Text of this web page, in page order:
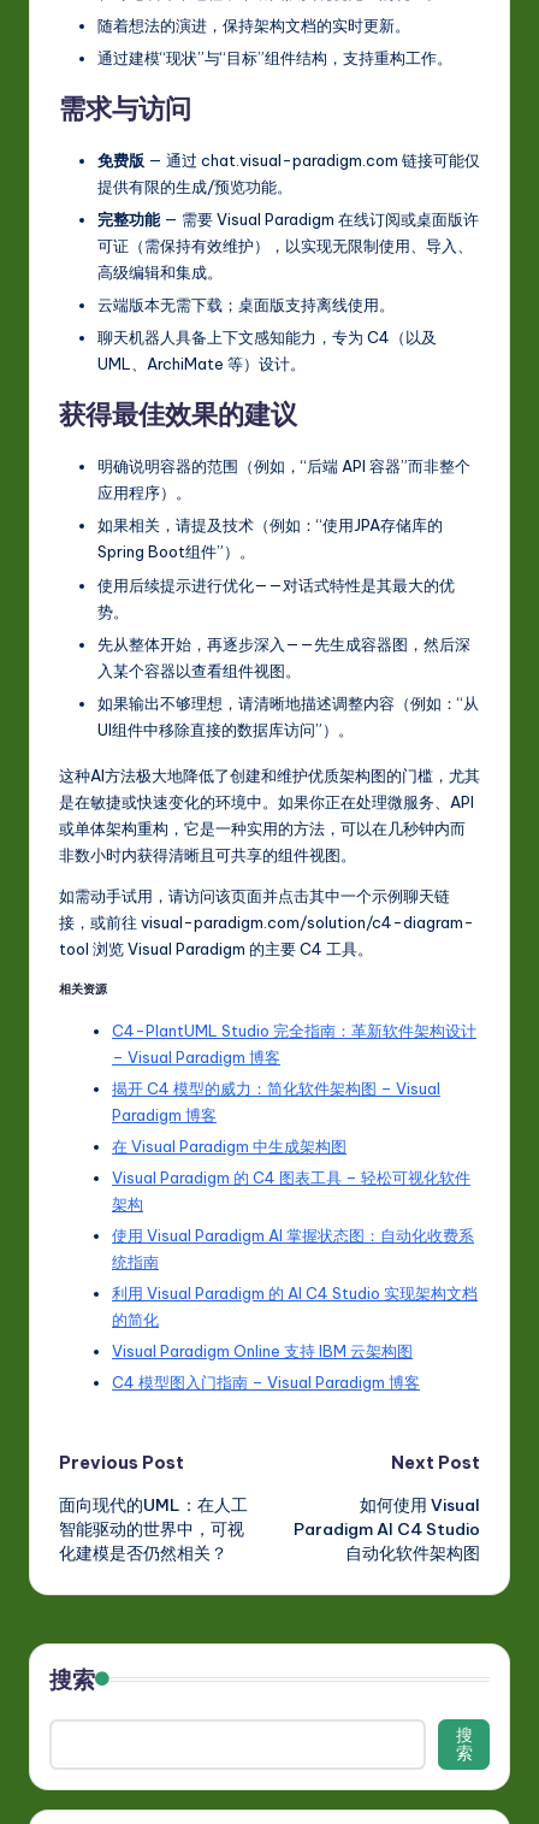
随着想法的演进，保持架构文档的实时更新。
通过建模“现状”与“目标”组件结构，支持重构工作。
需求与访问
免费版 — 通过 chat.visual-paradigm.com 链接可能仅
提供有限的生成/预览功能。
完整功能 — 需要 Visual Paradigm 在线订阅或桌面版许
可证（需保持有效维护），以实现无限制使用、导入、
高级编辑和集成。
云端版本无需下载；桌面版支持离线使用。
聊天机器人具备上下文感知能力，专为 C4（以及
UML、ArchiMate 等）设计。
获得最佳效果的建议
明确说明容器的范围（例如，“后端 API 容器”而非整个
应用程序）。
如果相关，请提及技术（例如：“使用JPA存储库的
Spring Boot组件”）。
使用后续提示进行优化——对话式特性是其最大的优
势。
先从整体开始，再逐步深入——先生成容器图，然后深
入某个容器以查看组件视图。
如果输出不够理想，请清晰地描述调整内容（例如：“从
UI组件中移除直接的数据库访问”）。
这种AI方法极大地降低了创建和维护优质架构图的门槛，尤其
是在敏捷或快速变化的环境中。如果你正在处理微服务、API
或单体架构重构，它是一种实用的方法，可以在几秒钟内而
非数小时内获得清晰且可共享的组件视图。
如需动手试用，请访问该页面并点击其中一个示例聊天链
接，或前往 visual-paradigm.com/solution/c4-diagram-
tool 浏览 Visual Paradigm 的主要 C4 工具。
相关资源
C4-PlantUML Studio 完全指南：革新软件架构设计
– Visual Paradigm 博客
揭开 C4 模型的威力：简化软件架构图 – Visual
Paradigm 博客
在 Visual Paradigm 中生成架构图
Visual Paradigm 的 C4 图表工具 – 轻松可视化软件
架构
使用 Visual Paradigm AI 掌握状态图：自动化收费系
统指南
利用 Visual Paradigm 的 AI C4 Studio 实现架构文档
的简化
Visual Paradigm Online 支持 IBM 云架构图
C4 模型图入门指南 – Visual Paradigm 博客
Post
navigation
Previous Post
面向现代的UML：在人工
智能驱动的世界中，可视
化建模是否仍然相关？
Next Post
如何使用 Visual
Paradigm AI C4 Studio
自动化软件架构图
搜索
搜
索